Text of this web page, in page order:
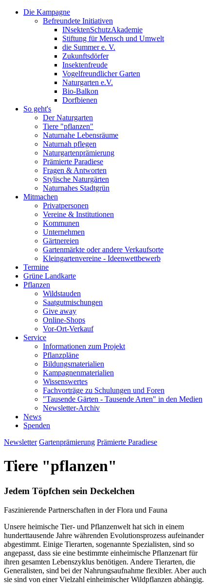
Die Kampagne
Befreundete Initiativen
INsektenSchutzAkademie
Stiftung für Mensch und Umwelt
die Summer e. V.
Zukunftsdörfer
Insektenfreude
Vogelfreundlicher Garten
Naturgarten e.V.
Bio-Balkon
Dorfbienen
So geht's
Der Naturgarten
Tiere "pflanzen"
Naturnahe Lebensräume
Naturnah pflegen
Naturgartenprämierung
Prämierte Paradiese
Fragen & Antworten
Stylische Naturgärten
Naturnahes Stadtgrün
Mitmachen
Privatpersonen
Vereine & Institutionen
Kommunen
Unternehmen
Gärtnereien
Gartenmärkte oder andere Verkaufsorte
Kleingartenvereine - Ideenwettbewerb
Termine
Grüne Landkarte
Pflanzen
Wildstauden
Saatgutmischungen
Give away
Online-Shops
Vor-Ort-Verkauf
Service
Informationen zum Projekt
Pflanzpläne
Bildungsmaterialien
Kampagnenmaterialien
Wissenswertes
Fachvorträge zu Schulungen und Foren
"Tausende Gärten - Tausende Arten" in den Medien
Newsletter-Archiv
News
Spenden
Newsletter Gartenprämierung Prämierte Paradiese
Tiere "pflanzen"
Jedem Töpfchen sein Deckelchen
Faszinierende Partnerschaften in der Flora und Fauna
Unsere heimische Tier- und Pflanzenwelt hat sich in einem
hunderttausende Jahre währenden Evolutionsprozess aufeinander
abgestimmt. Einige Tierarten, sogenannte Spezialisten, sind so
angepasst, dass sie eine bestimmte einheimische Pflanzenart für
ihren gesamten Lebenszyklus benötigen. Andere Tierarten, die
Generalisten, sind bei der Nahrungsaufnahme flexibler. Aber auch
sie sind von einer Vielzahl einheimischer Wildpflanzen abhängig.